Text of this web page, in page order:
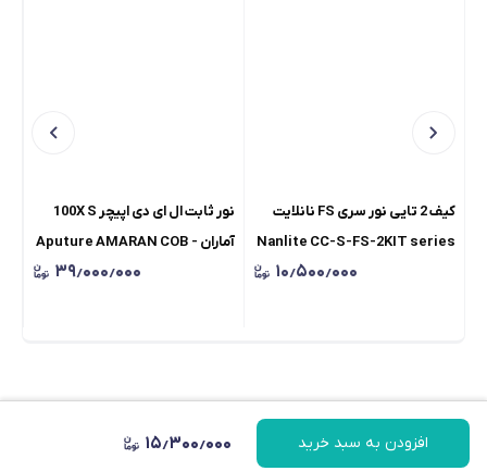
افزودن به سبد خرید ۱۵٫۳۰۰٫۰۰۰
کیف 2 تایی نور سری FS نانلایت
Nanlite CC-S-FS-2KIT series
۱۰٫۵۰۰٫۰۰۰
نور ثابت ال ای دی اپیچر 100X S
آماران - Aputure AMARAN COB
100x S Bi-Color ( دو کلوین
۳۹٫۰۰۰٫۰۰۰
پیام در واتساپ